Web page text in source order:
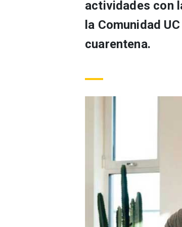
actividades con
la Comunidad
cuarentena.